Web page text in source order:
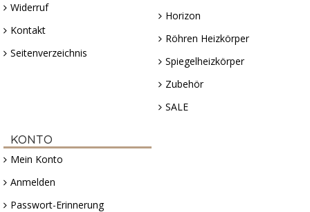
Widerruf
Kontakt
Seitenverzeichnis
Horizon
Röhren Heizkörper
Spiegelheizkörper
Zubehör
SALE
KONTO
Mein Konto
Anmelden
Passwort-Erinnerung